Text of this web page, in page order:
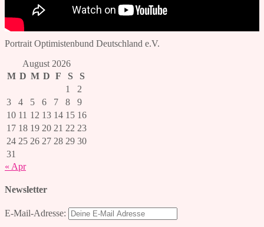
Portrait Optimistenbund Deutschland e.V.
August 2026
M D M D F S
S
1
2
3
4 5 6 7 8
9
10 11 12 13 14 15 16
17 18 19 20 21 22 23
24 25 26 27 28 29 30
31
« Apr
Newsletter
E-Mail-Adresse: